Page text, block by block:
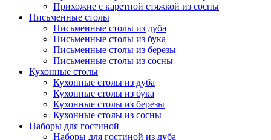
Прихожие с каретной стяжкой из сосны
Письменные столы
Письменные столы из дуба
Письменные столы из бука
Письменные столы из березы
Письменные столы из сосны
Кухонные столы
Кухонные столы из дуба
Кухонные столы из бука
Кухонные столы из березы
Кухонные столы из сосны
Наборы для гостиной
Наборы для гостиной из дуба